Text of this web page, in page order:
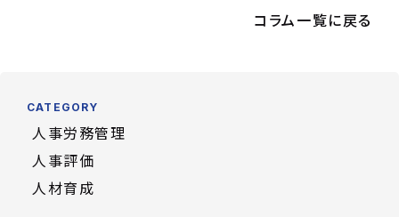
コラム一覧に戻る
CATEGORY
人事労務管理
人事評価
人材育成